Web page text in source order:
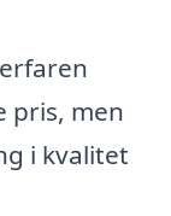
pris, men
i kvalitet